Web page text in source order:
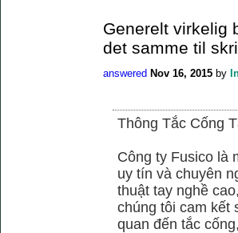
Generelt virkelig
det samme til
answered Nov 16, 2015 by
Thông Tắc Cống
Công ty Fusico là
uy tín và chuyên
thuật tay nghề
chúng tôi cam kết
quan đến tắc